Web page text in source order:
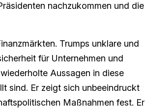
nachzukommen und die
Trumps unklare und
für Unternehmen und
Aussagen in diese
sind. Er zeigt sich unbeeindruckt
Maßnahmen fest. Er